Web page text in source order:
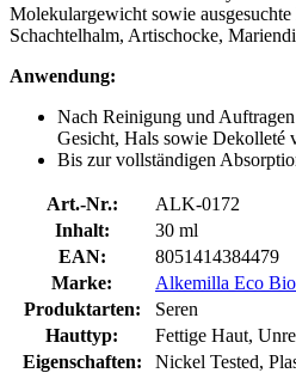
Molekulargewicht sowie
Schachtelhalm, Artischocke,
Anwendung:
Nach Reinigung und
Gesicht, Hals sowie Dekolleté
Bis zur vollständigen
Art.-Nr.:
ALK-0172
Inhalt:
30 ml
EAN:
8051414384479
Marke:
Alkemilla Eco
Produktarten:
Seren
Hauttyp:
Fettige Haut,
Eigenschaften:
Nickel Tested,